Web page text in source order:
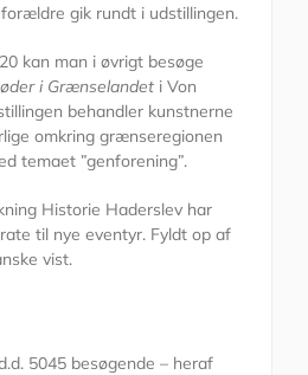
gik rundt i udstillingen.
kan man i øvrigt besøge
i Grænselandet i Von
behandler kunstnerne
omkring grænseregionen
temaet ”genforening”.
Historie Haderslev har
til nye eventyr. Fyldt op af
vist.
5045 besøgende – heraf